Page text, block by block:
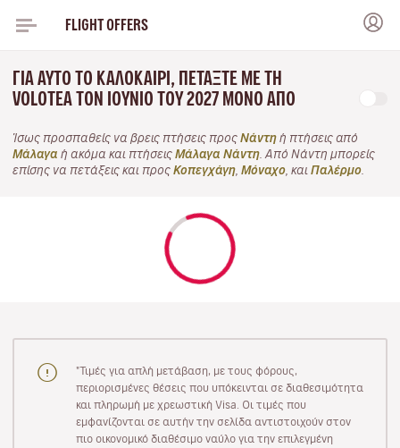
FLIGHT OFFERS
ΓΙΑ ΑΥΤΌ ΤΟ ΚΑΛΟΚΑΊΡΙ, ΠΕΤΆΞΤΕ ΜΕ ΤΗ
VOLOTEA ΤΟΝ ΙΟΎΝΙΟ ΤΟΥ 2027 ΜΌΝΟ ΑΠΌ
Ίσως προσπαθείς να βρεις πτήσεις προς Νάντη ή πτήσεις από
Μάλαγα ή ακόμα και πτήσεις Μάλαγα Νάντη . Από Νάντη μπορείς
επίσης να πετάξεις και προς Κοπεγχάγη Μόναχο , και Παλέρμο
"Τιμές για απλή μετάβαση, με τους φόρους,
περιορισμένες θέσεις που υπόκεινται σε διαθεσιμότητα
και πληρωμή με χρεωστική Visa. Οι τιμές που
εμφανίζονται σε αυτήν την σελίδα αντιστοιχούν στον
πιο οικονομικό διαθέσιμο ναύλο για την επιλεγμένη